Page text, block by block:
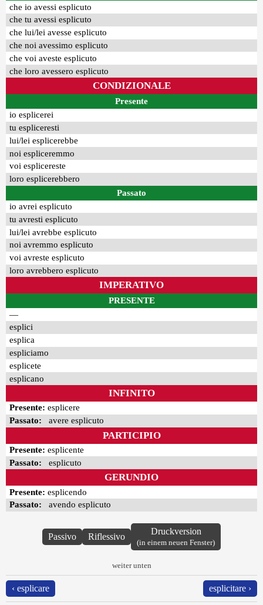
che io avessi esplicuto
che tu avessi esplicuto
che lui/lei avesse esplicuto
che noi avessimo esplicuto
che voi aveste esplicuto
che loro avessero esplicuto
CONDIZIONALE
Presente
io esplicerei
tu espliceresti
lui/lei esplicerebbe
noi espliceremmo
voi esplicereste
loro esplicerebbero
Passato
io avrei esplicuto
tu avresti esplicuto
lui/lei avrebbe esplicuto
noi avremmo esplicuto
voi avreste esplicuto
loro avrebbero esplicuto
IMPERATIVO
PRESENTE
—
esplici
esplica
espliciamo
esplicete
esplicano
INFINITO
Presente: esplicere
Passato: avere esplicuto
PARTICIPIO
Presente: esplicente
Passato: esplicuto
GERUNDIO
Presente: esplicendo
Passato: avendo esplicuto
Passivo Riflessivo
Druckversion
(in einem neuen Fenster)
weiter unten
‹ esplicare esplicitare ›